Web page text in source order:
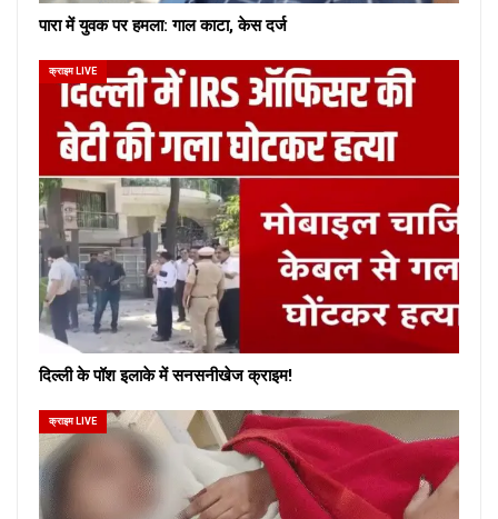
पारा में युवक पर हमला: गाल काटा, केस दर्ज
क्राइम LIVE
दिल्ली के पॉश इलाके में सनसनीखेज क्राइम!
क्राइम LIVE